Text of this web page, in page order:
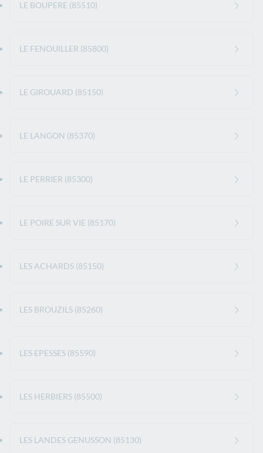
LE BOUPERE (85510)
LE FENOUILLER (85800)
LE GIROUARD (85150)
LE LANGON (85370)
LE PERRIER (85300)
LE POIRE SUR VIE (85170)
LES ACHARDS (85150)
LES BROUZILS (85260)
LES EPESSES (85590)
LES HERBIERS (85500)
LES LANDES GENUSSON (85130)